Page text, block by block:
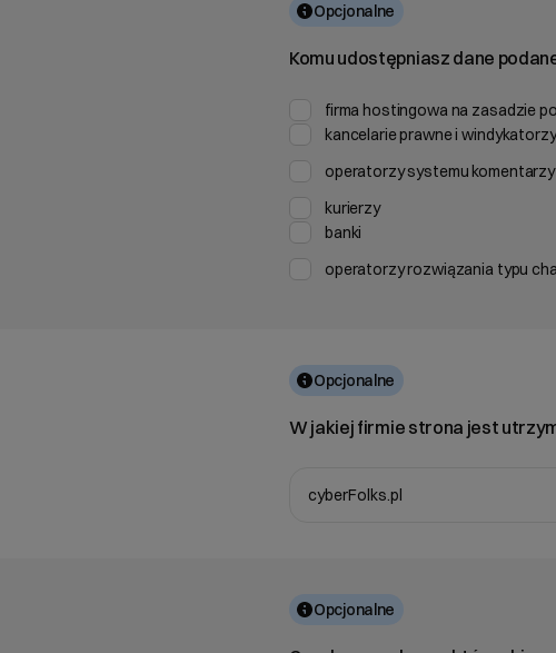
Opcjonalne
Komu udostępniasz dane
firma hostingowa na zasadzie
kancelarie prawne i windykatorzy
operatorzy systemu komentarzy
kurierzy
banki
operatorzy rozwiązania typu
Opcjonalne
W jakiej firmie strona jest
cyberFolks.pl
Opcjonalne